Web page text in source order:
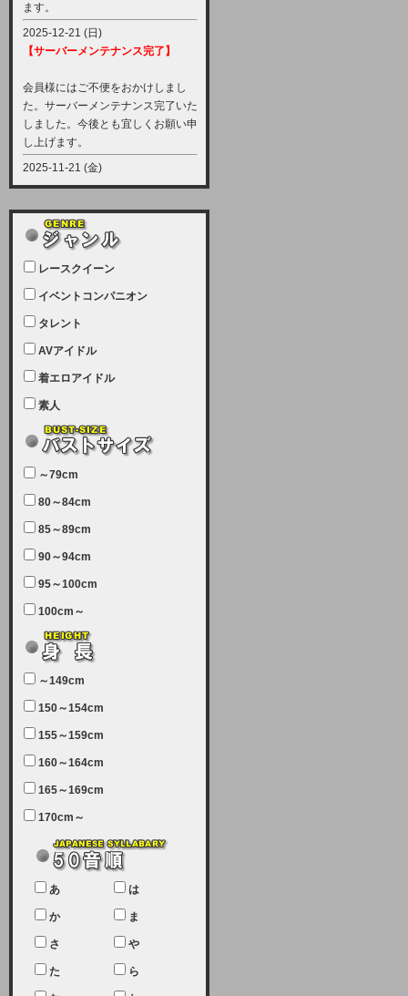
ます。
2025-12-21 (日)
【サーバーメンテナンス完了】
会員様にはご不便をおかけしまし
た。サーバーメンテナンス完了いた
しました。今後とも宜しくお願い申
し上げます。
2025-11-21 (金)
【サーバーメンテナンス実施につい
12月21日（日曜日）午前9：00か
ら午前11：00（予定）でサーバー
メンテナンスを実施します。ユーザ
ー様にはご迷惑をおかけしますがご
理解いただけます様、宜しくお願い
致します。
2025-07-05 (土)
【サーバーメンテナンス完了のお知
本日、サーバーメンテナンスのため
ユーザー様には大変ご迷惑をおかけ
しました。無事、メンテナンスが完
致します。
2025-06-11 (水)
【サーバーメンテナンス実施につい
7月5日（土曜日）午前7：00から午
テナンスを実施します。ユーザー様
にはご迷惑をおかけしますがご理解
いただけます様、宜しくお願い致し
【クレジットカード決済について
②】
現在、クレジットカード決済はJCB
のみになっております。大変ご迷惑
キャシュでの決済は可能ですので、
宜しくお願い致します。
2024-02-23 (金)
【クレジットカード決済について】
只今、クレジットカード会社の都合
により決済ができない状況です。
ユーザー様には、大変ご迷惑をおか
レースクイーン
イベントコンパニオン
タレント
AVアイドル
着エロアイドル
素人
～79cm
80～84cm
85～89cm
90～94cm
95～100cm
100cm～
～149cm
150～154cm
155～159cm
160～164cm
165～169cm
170cm～
あ は
か ま
さ や
た ら